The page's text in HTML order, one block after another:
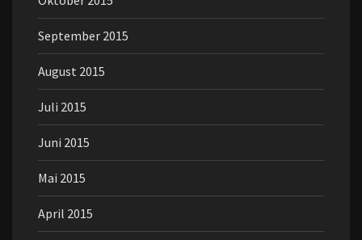
September 2015
August 2015
Juli 2015
Juni 2015
Mai 2015
April 2015